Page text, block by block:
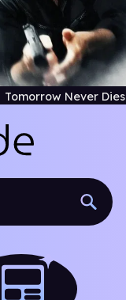
Tomorrow Never Dies